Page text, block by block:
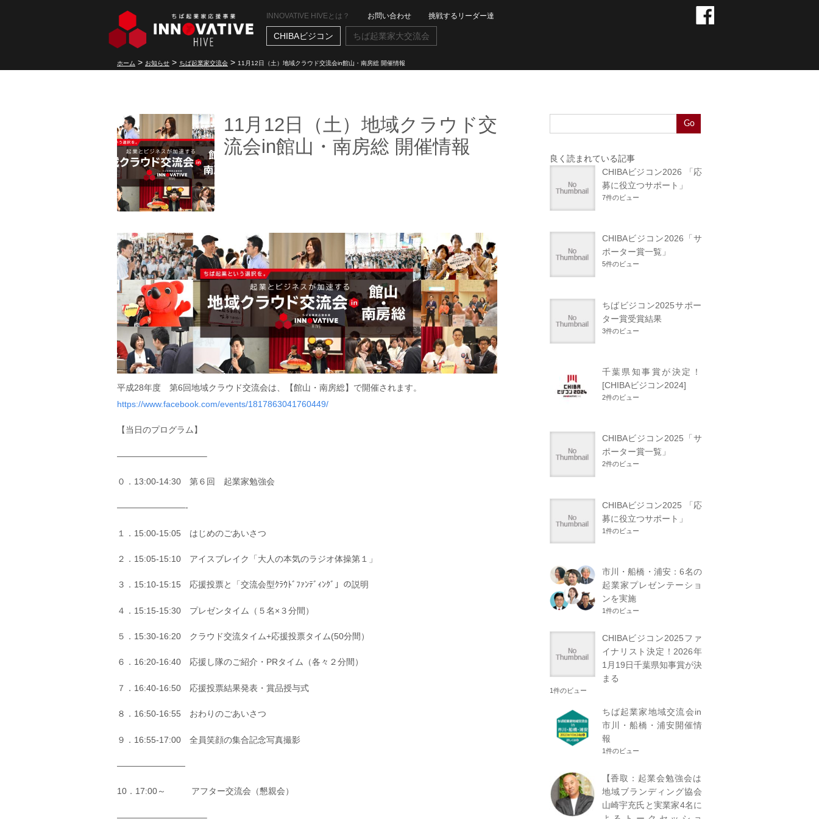
INNOVATIVE HIVEとは？ お問い合わせ 挑戦するリーダー達
CHIBAビジコン ちば起業家大交流会
ホーム > お知らせ > ちば起業家交流会 > 11月12日（土）地域クラウド交流会in館山・南房総 開催情報
11月12日（土）地域クラウド交
流会in館山・南房総 開催情報
平成28年度 第6回地域クラウド交流会は、【館山・南房総】で開催されます。
https://www.facebook.com/events/1817863041760449/
【当日のプログラム】
——————————–
０．13:00-14:30 第６回 起業家勉強会
————————-
１．15:00-15:05 はじめのごあいさつ
２．15:05-15:10 アイスブレイク「大人の本気のラジオ体操第１」
３．15:10-15:15 応援投票と「交流会型ｸﾗｳﾄﾞﾌｧﾝﾃﾞｨﾝｸﾞ」の説明
４．15:15-15:30 プレゼンタイム（５名×３分間）
５．15:30-16:20 クラウド交流タイム+応援投票タイム(50分間）
６．16:20-16:40 応援し隊のご紹介・PRタイム（各々２分間）
７．16:40-16:50 応援投票結果発表・賞品授与式
８．16:50-16:55 おわりのごあいさつ
９．16:55-17:00 全員笑顔の集合記念写真撮影
————————
10．17:00～ アフター交流会（懇親会）
——————————–
Go
良く読まれている記事
CHIBAビジコン2026 「応
募に役立つサポート」
7件のビュー
CHIBAビジコン2026「サ
ポーター賞一覧」
5件のビュー
ちばビジコン2025サポー
ター賞受賞結果
3件のビュー
千葉県知事賞が決定！
[CHIBAビジコン2024]
2件のビュー
CHIBAビジコン2025「サ
ポーター賞一覧」
2件のビュー
CHIBAビジコン2025 「応
募に役立つサポート」
1件のビュー
市川・船橋・浦安：6名の
起業家プレゼンテーショ
ンを実施
1件のビュー
CHIBAビジコン2025ファ
イナリスト決定！2026年
1月19日千葉県知事賞が決
まる
1件のビュー
ちば起業家地域交流会in
市川・船橋・浦安開催情
報
1件のビュー
【香取：起業会勉強会は
地域ブランディング協会
山崎宇充氏と実業家4名に